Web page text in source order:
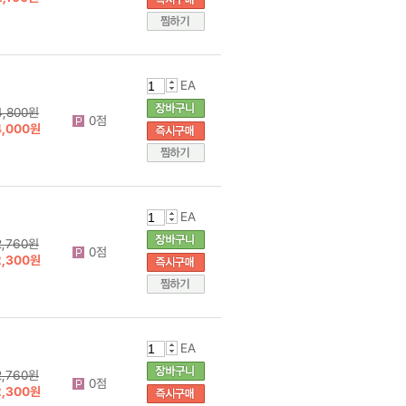
원
원
0점
EA
원
원
0점
EA
원
원
0점
EA